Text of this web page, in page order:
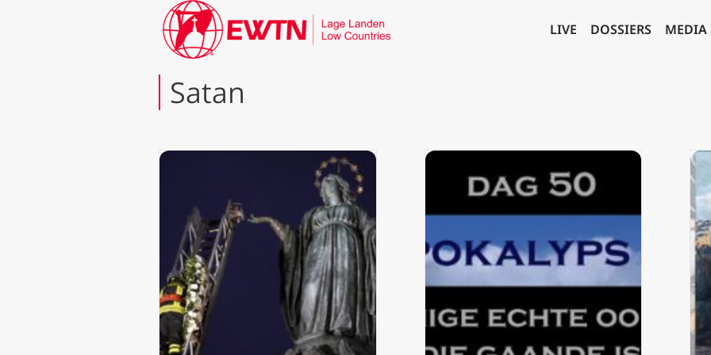
LIVE DOSSIERS MEDIA
Satan